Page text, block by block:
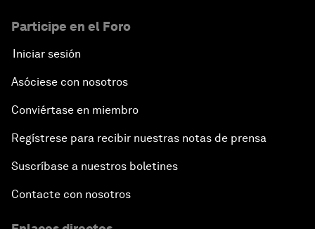
Participe en el Foro
Iniciar sesión
Asóciese con nosotros
Conviértase en miembro
Regístrese para recibir nuestras notas de prensa
Suscríbase a nuestros boletines
Contacte con nosotros